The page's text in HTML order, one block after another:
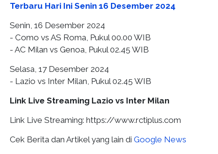
Terbaru Hari Ini Senin 16 Desember 2024
Senin, 16 Desember 2024
- Como vs AS Roma, Pukul 00.00 WIB
- AC Milan vs Genoa, Pukul 02.45 WIB
Selasa, 17 Desember 2024
- Lazio vs Inter Milan, Pukul 02.45 WIB
Link Live Streaming Lazio vs Inter Milan
Link Live Streaming: https://www.rctiplus.com
Cek Berita dan Artikel yang lain di Google News